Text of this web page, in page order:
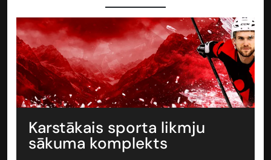
Karstākais sporta likmju
sākuma komplekts